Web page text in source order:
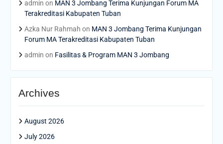
admin on MAN 3 Jombang Terima Kunjungan Forum MA
Terakreditasi Kabupaten Tuban
Azka Nur Rahmah on MAN 3 Jombang Terima Kunjungan
Forum MA Terakreditasi Kabupaten Tuban
admin on Fasilitas & Program MAN 3 Jombang
Archives
August 2026
July 2026